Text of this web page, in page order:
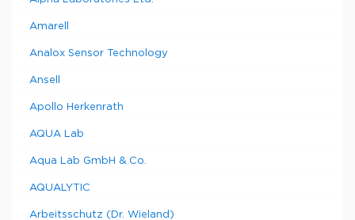
Amarell
Analox Sensor Technology
Ansell
Apollo Herkenrath
AQUA Lab
Aqua Lab GmbH & Co.
AQUALYTIC
Arbeitsschutz (Dr. Wieland)